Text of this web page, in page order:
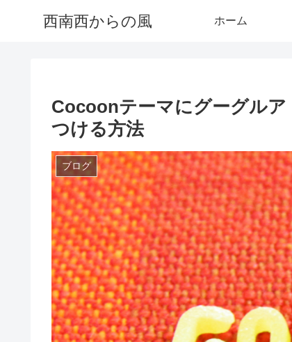
西南西からの風 ホーム
Cocoonテーマにグーグルア
つける方法
ブログ